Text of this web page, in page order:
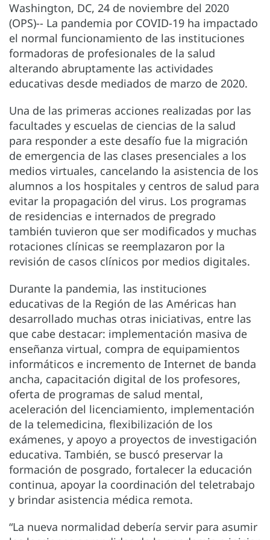
Washington, DC, 24 de noviembre del 2020
(OPS)-- La pandemia por COVID-19 ha impactado
el normal funcionamiento de las instituciones
formadoras de profesionales de la salud
alterando abruptamente las actividades
educativas desde mediados de marzo de 2020.
Una de las primeras acciones realizadas por las
facultades y escuelas de ciencias de la salud
para responder a este desafío fue la migración
de emergencia de las clases presenciales a los
medios virtuales, cancelando la asistencia de los
alumnos a los hospitales y centros de salud para
evitar la propagación del virus. Los programas
de residencias e internados de pregrado
también tuvieron que ser modificados y muchas
rotaciones clínicas se reemplazaron por la
revisión de casos clínicos por medios digitales.
Durante la pandemia, las instituciones
educativas de la Región de las Américas han
desarrollado muchas otras iniciativas, entre las
que cabe destacar: implementación masiva de
enseñanza virtual, compra de equipamientos
informáticos e incremento de Internet de banda
ancha, capacitación digital de los profesores,
oferta de programas de salud mental,
aceleración del licenciamiento, implementación
de la telemedicina, flexibilización de los
exámenes, y apoyo a proyectos de investigación
educativa. También, se buscó preservar la
formación de posgrado, fortalecer la educación
continua, apoyar la coordinación del teletrabajo
y brindar asistencia médica remota.
“La nueva normalidad debería servir para asumir